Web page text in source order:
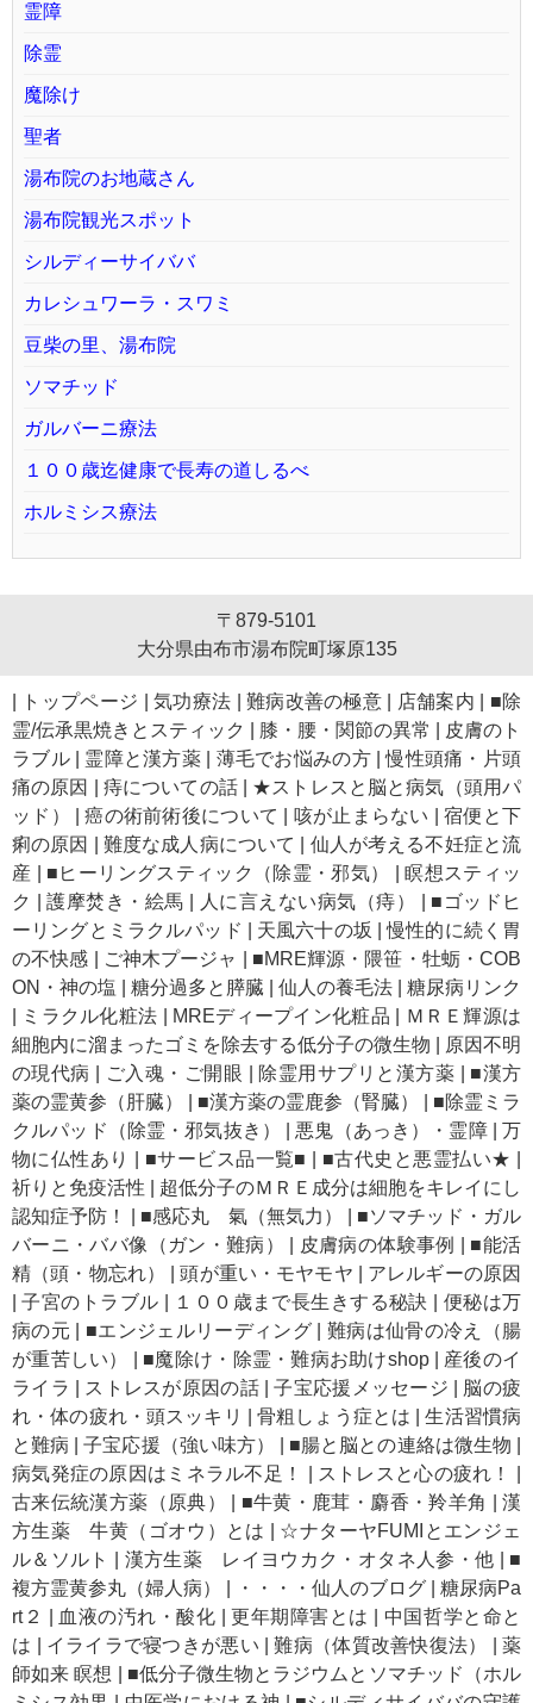
霊障
除霊
魔除け
聖者
湯布院のお地蔵さん
湯布院観光スポット
シルディーサイババ
カレシュワーラ・スワミ
豆柴の里、湯布院
ソマチッド
ガルバーニ療法
１００歳迄健康で長寿の道しるべ
ホルミシス療法
〒879-5101
大分県由布市湯布院町塚原135
トップページ 気功療法 難病改善の極意 店舗案内
■除
霊/伝承黒焼きとスティック
膝・腰・関節の異常
皮膚のト
ラブル| 霊障と漢方薬 薄毛でお悩みの方|慢性頭痛・片頭
痛の原因
痔についての話| ★ストレスと脳と病気（頭用パ
ッド）
|癌の術前術後について 咳が止まらない |宿便と下
痢の原因
難度な成人病について
仙人が考える不妊症と流
産
■ヒーリングスティック（除霊・邪気） |瞑想スティッ
ク
|護摩焚き・絵馬 人に言えない病気（痔）
■ゴッドヒ
ーリングとミラクルパッド
天風六十の坂 |慢性的に続く胃
の不快感
ご神木プージャ
■MRE輝源・隈笹・牡蛎・COB
ON・神の塩
糖分過多と膵臓 仙人の養毛法
糖尿病リンク
ミラクル化粧法 MREディープイン化粧品
ＭＲＥ輝源は
細胞内に溜まったゴミを除去する低分子の微生物
原因不明
の現代病
ご入魂・ご開眼 除霊用サプリと漢方薬
■漢方
薬の霊黄参（肝臓）
■漢方薬の霊鹿参（腎臓）
■除霊ミラ
クルパッド（除霊・邪気抜き）
悪鬼（あっき）・霊障|万
物に仏性あり
■サービス品一覧■ ■古代史と悪霊払い★
祈りと免疫活性
超低分子のＭＲＥ成分は細胞をキレイにし
認知症予防！
■感応丸 氣（無気力）
■ソマチッド・ガル
バーニ・ババ像（ガン・難病）
皮膚病の体験事例
■能活
精（頭・物忘れ）
|頭が重い・モヤモヤ
アレルギーの原因
|子宮のトラブル １００歳まで長生きする秘訣
便秘は万
病の元
■エンジェルリーディング
難病は仙骨の冷え（腸
が重苦しい）
■魔除け・除霊・難病お助けshop| 産後のイ
ライラ
ストレスが原因の話|子宝応援メッセージ
脳の疲
れ・体の疲れ・頭スッキリ
|骨粗しょう症とは |生活習慣病
と難病 |子宝応援（強い味方） ■腸と脳との連絡は微生物
病気発症の原因はミネラル不足！
ストレスと心の疲れ！
古来伝統漢方薬（原典）
■牛黄・鹿茸・麝香・羚羊角 |漢
方生薬 牛黄（ゴオウ）とは
☆ナターヤFUMIとエンジェ
ル＆ソルト
漢方生薬 レイヨウカク・オタネ人参・他
■
複方霊黄参丸（婦人病）
・・・・仙人のブログ
糖尿病Pa
rt２
血液の汚れ・酸化 |更年期障害とは
中国哲学と命と
は
イライラで寝つきが悪い |難病（体質改善快復法） |薬
師如来 瞑想
■低分子微生物とラジウムとソマチッド（ホル